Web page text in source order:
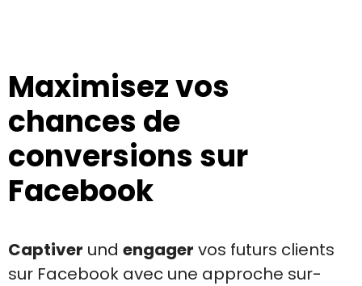
Maximisez vos
chances de
conversions sur
Facebook
Captiver und engager vos futurs clients
sur Facebook avec une approche sur-